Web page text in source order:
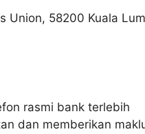
Union, 58200 Kuala
rasmi bank terlebih
dan memberikan